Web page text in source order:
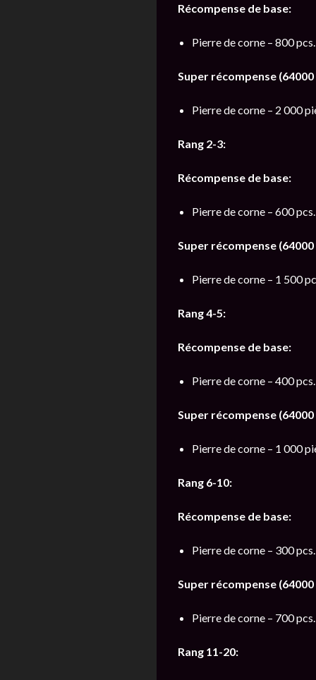
Récompense de base:
Pierre de corne – 800 pcs.
Super récompense (64000
Pierre de corne – 2 000
Rang 2-3:
Récompense de base:
Pierre de corne – 600 pcs.
Super récompense (64000
Pierre de corne – 1 500
Rang 4-5:
Récompense de base:
Pierre de corne – 400 pcs.
Super récompense (64000
Pierre de corne – 1 000
Rang 6-10:
Récompense de base:
Pierre de corne – 300 pcs.
Super récompense (64000
Pierre de corne – 700 pcs.
Rang 11-20: